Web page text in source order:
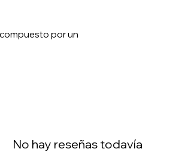
por un
No hay reseñas todavía